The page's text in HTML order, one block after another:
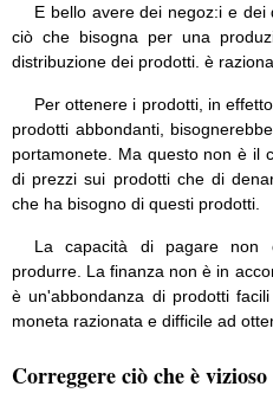
E bello avere dei negoz:i e
ciò che bisogna per una
distribuzione dei prodotti. è
Per ottenere i prodotti, in
prodotti abbondanti,
portamonete. Ma questo non è il
di prezzi sui prodotti che di
che ha bisogno di questi prodotti.
La capacità di pagare non
produrre. La finanza non è in
è un'abbondanza di prodotti
moneta razionata e difficile ad
Correggere ciò che è vizioso